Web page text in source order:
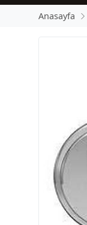
Anasayfa